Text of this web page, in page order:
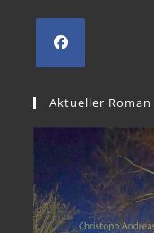
in
Aktueller Roman